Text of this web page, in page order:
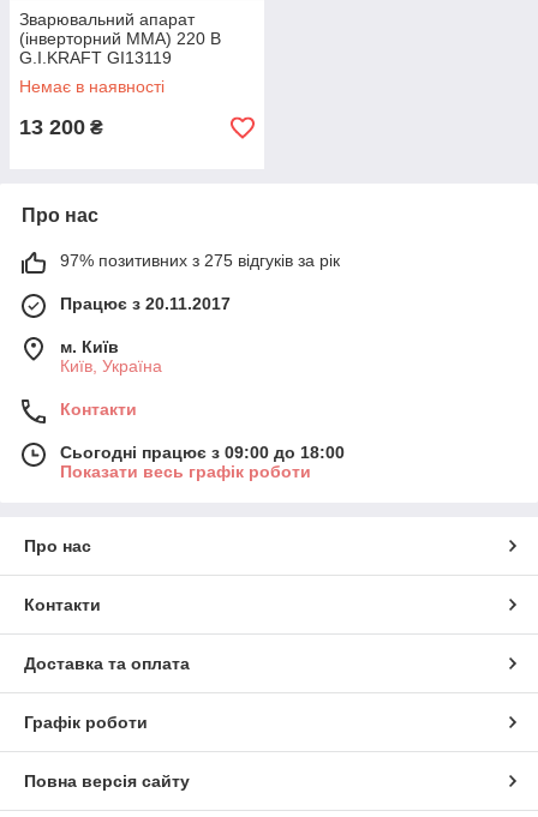
Зварювальний апарат
(інверторний MMA) 220 В
G.I.KRAFT GI13119
Немає в наявності
13 200 ₴
Про нас
97% позитивних з 275 відгуків за рік
Працює з 20.11.2017
м. Київ
Київ, Україна
Контакти
Сьогодні працює з 09:00 до 18:00
Показати весь графік роботи
Про нас
Контакти
Доставка та оплата
Графік роботи
Повна версія сайту